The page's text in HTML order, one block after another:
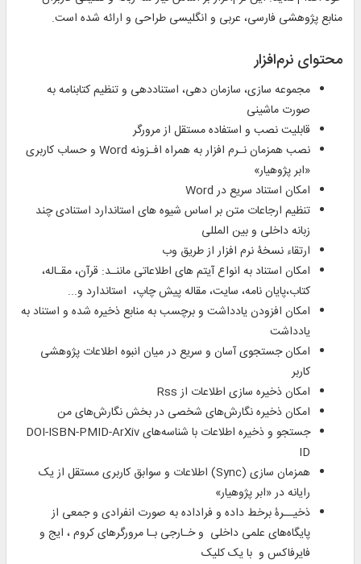
منابع پژوهشی فارسی، عربی و انگلیسی طراحی و ارائه شده است.
محتوای نرم‌افزار
مجموعه ‌سازی، سازمان ‌دهی، استناددهی و تنظیم کتابنامه به
صورت ماشینی
قابلیت نصب و استفاده مستقل از مرورگر
نصب همزمان نـرم افزار به همراه افـزونه Word و حساب کاربری
«ابر پژوهیار»
امکان استناد سریع در Word
تنظیم ارجاعات متن بر اساس شیوه‌ های استاندارد استنادی چند
زبانه داخلی و بین‌ المللی
ارتقاء نسخۀ نرم افزار از طریق وب
امکان استناد به انواع آیتم‌ های اطلاعاتی ماننـد: قرآن، مقـاله،
کتاب،پایان‌ نامه، سایت، مقاله پیش چاپ، استاندارد و...
امکان افزودن یادداشت و برچسب به منابع ذخیره شده و استناد به
یادداشت
امکان جستجوی آسان و سریع در میان انبوه اطلاعات پژوهشی
کاربر
امکان ذخیره سازی اطلاعات از Rss
امکان ذخیره نگارش‌های شخصی در بخش نگارش‌های من
جستجو و ذخیره اطلاعات با شناسه‌های DOI-ISBN-PMID-ArXiv
ID
همزمان‌ سازی (Sync) اطلاعات و سوابق کاربری مستقل از یک
رایانه در «ابر پژوهیار»
ذخیــرۀ برخط داده و فراداده به صورت انفرادی و جمعی از
پایگاه‌های علمی داخلی و خـارجی بـا مرورگرهای کروم ، ایج و
فایرفاکس و با یک کلیک